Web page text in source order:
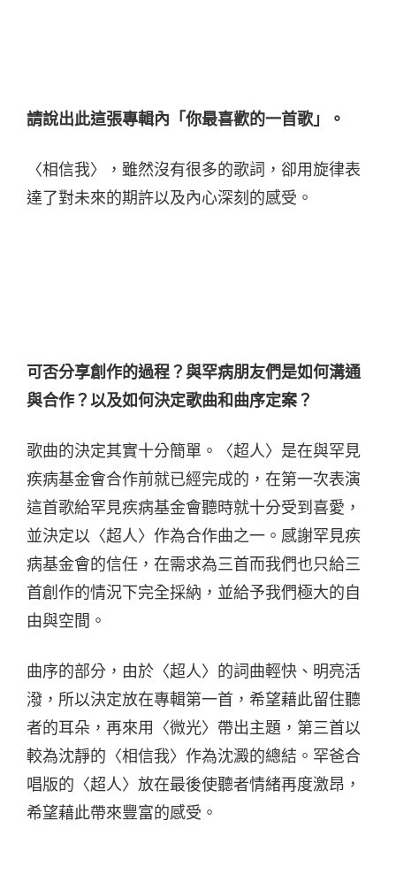
請說出此這張專輯內「你最喜歡的一首歌」。
〈相信我〉，雖然沒有很多的歌詞，卻用旋律表
達了對未來的期許以及內心深刻的感受。
可否分享創作的過程？與罕病朋友們是如何溝通
與合作？以及如何決定歌曲和曲序定案？
歌曲的決定其實十分簡單。〈超人〉是在與罕見
疾病基金會合作前就已經完成的，在第一次表演
這首歌給罕見疾病基金會聽時就十分受到喜愛，
並決定以〈超人〉作為合作曲之一。感謝罕見疾
病基金會的信任，在需求為三首而我們也只給三
首創作的情況下完全採納，並給予我們極大的自
由與空間。
曲序的部分，由於〈超人〉的詞曲輕快、明亮活
潑，所以決定放在專輯第一首，希望藉此留住聽
者的耳朵，再來用〈微光〉帶出主題，第三首以
較為沈靜的〈相信我〉作為沈澱的總結。罕爸合
唱版的〈超人〉放在最後使聽者情緒再度激昂，
希望藉此帶來豐富的感受。